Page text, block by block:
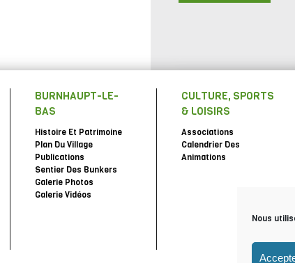
Nous
BURNHAUPT-LE-
BAS
Histoire Et Patrimoine
Plan Du Village
Publications
Sentier Des Bunkers
Galerie Photos
Galerie Vidéos
CULTURE, SPORTS
& LOISIRS
Associations
Calendrier Des
Animations